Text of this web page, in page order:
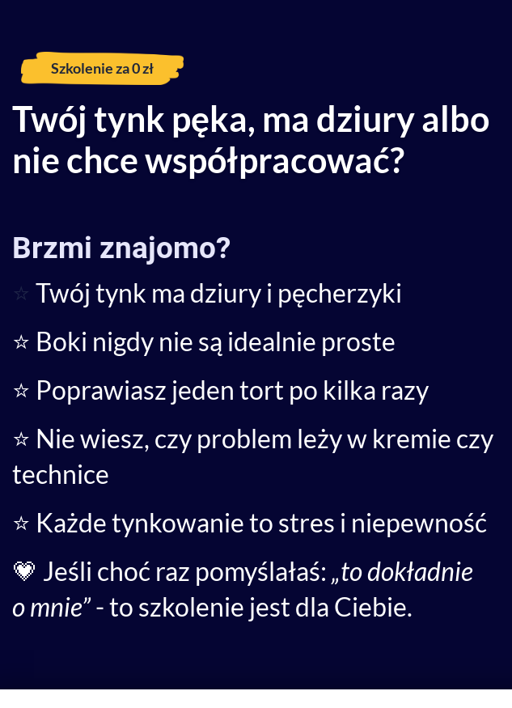
Szkolenie za 0 zł
Twój tynk pęka, ma dziury albo
nie chce współpracować?
Brzmi znajomo?
⭐ Twój tynk ma dziury i pęcherzyki
⭐ Boki nigdy nie są idealnie proste
⭐ Poprawiasz jeden tort po kilka razy
⭐ Nie wiesz, czy problem leży w kremie czy
technice
⭐ Każde tynkowanie to stres i niepewność
💗 Jeśli choć raz pomyślałaś: „to dokładnie
o mnie”- to szkolenie jest dla Ciebie.